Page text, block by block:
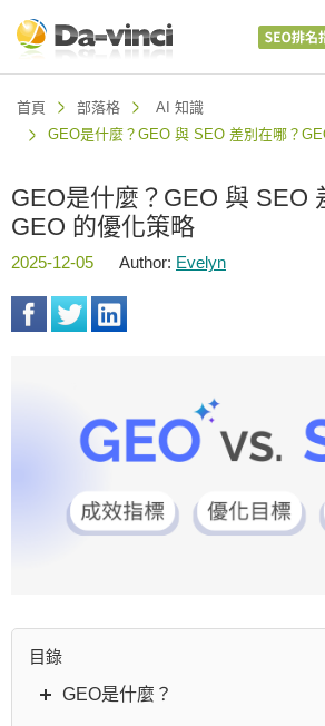
首頁 部落格
AI 知識
GEO是什麼？GEO 與 SEO 差別在哪？
GEO是什麼？GEO 與 SEO
GEO 的優化策略
2025-12-05 Author: Evelyn
目錄
GEO是什麼？